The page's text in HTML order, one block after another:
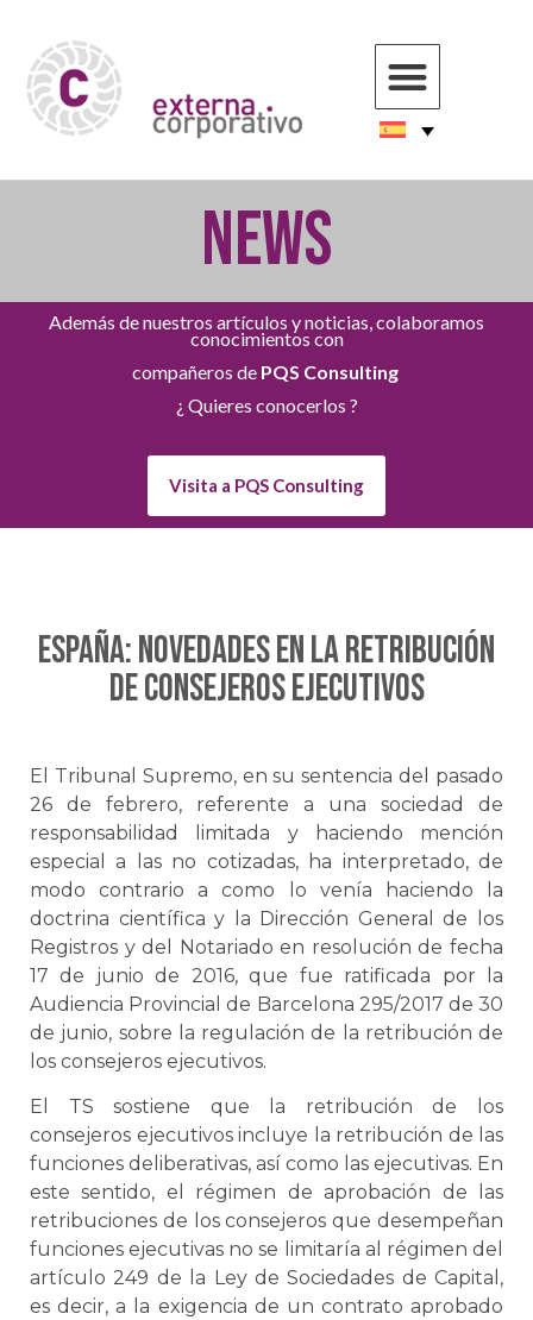
NEWS
Además de nuestros artículos y noticias, colaboramos
conocimientos con
compañeros de PQS Consulting
¿ Quieres conocerlos ?
Visita a PQS Consulting
ESPAÑA: Novedades en la retribución
de consejeros ejecutivos
El Tribunal Supremo, en su sentencia del pasado
26 de febrero, referente a una sociedad de
responsabilidad limitada y haciendo mención
especial a las no cotizadas, ha interpretado, de
modo contrario a como lo venía haciendo la
doctrina científica y la Dirección General de los
Registros y del Notariado en resolución de fecha
17 de junio de 2016, que fue ratificada por la
Audiencia Provincial de Barcelona 295/2017 de 30
de junio, sobre la regulación de la retribución de
los consejeros ejecutivos.
El TS sostiene que la retribución de los
consejeros ejecutivos incluye la retribución de las
funciones deliberativas, así como las ejecutivas. En
este sentido, el régimen de aprobación de las
retribuciones de los consejeros que desempeñan
funciones ejecutivas no se limitaría al régimen del
artículo 249 de la Ley de Sociedades de Capital,
es decir, a la exigencia de un contrato aprobado